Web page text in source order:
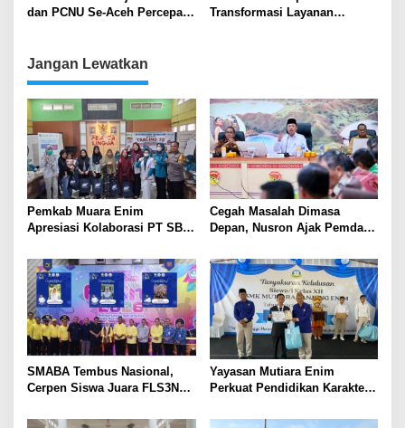
di Aceh Tamiang
dan PCNU Se-Aceh Percepat
Transformasi Layanan
Jangan Lewatkan
Pemkab Muara Enim
Apresiasi Kolaborasi PT SBS
Warga Sekitar Tambang
Cegah Masalah Dimasa
Depan, Nusron Ajak Pemda
Rumah Ibadah di NTT
SMABA Tembus Nasional,
Cerpen Siswa Juara FLS3N
Yayasan Mutiara Enim
Perkuat Pendidikan Karakter,
dan 100 Buku Iqra untuk SMK